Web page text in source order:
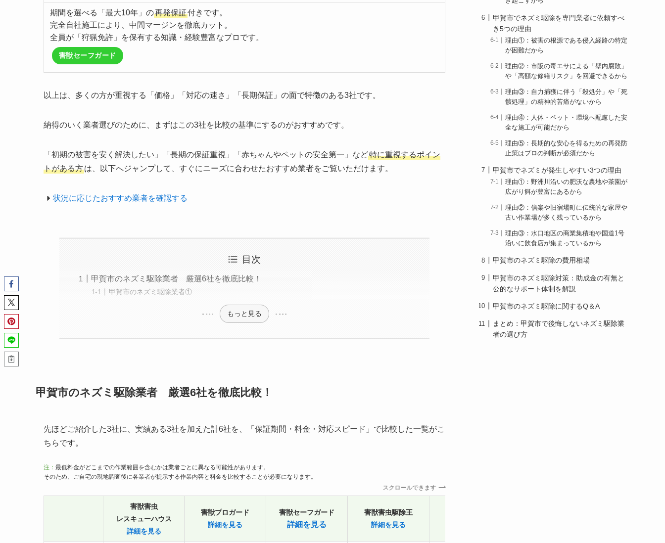
期間を選べる「最大10年」の再発保証付きです。
完全自社施工により、中間マージンを徹底カット。
全員が「狩猟免許」を保有する知識・経験豊富なプロです。
害獣セーフガード
以上は、多くの方が重視する「価格」「対応の速さ」「長期保証」の面で特徴のある3社です。
納得のいく業者選びのために、まずはこの3社を比較の基準にするのがおすすめです。
「初期の被害を安く解決したい」「長期の保証重視」「赤ちゃんやペットの安全第一」など特に重視するポイン
トがある方は、以下へジャンプして、すぐにニーズに合わせたおすすめ業者をご覧いただけます。
状況に応じたおすすめ業者を確認する
目次
甲賀市のネズミ駆除業者 厳選6社を徹底比較！
甲賀市のネズミ駆除業者①
もっと見る
甲賀市のネズミ駆除業者 厳選6社を徹底比較！
先ほどご紹介した3社に、実績ある3社を加えた計6社を、「保証期間・料金・対応スピード」で比較した一覧がこ
ちらです。
注： 最低料金がどこまでの作業範囲を含むかは業者ごとに異なる可能性があります。
そのため、ご自宅の現地調査後に各業者が提示する作業内容と料金を比較することが必要になります。
スクロールできます
害獣害虫
レスキューハウス
詳細を見る
害獣プロガード
詳細を見る
害獣セーフガード
詳細を見る
害獣害虫駆除王
詳細を見る
甲賀市でネズミ駆除を専門業者に依頼すべ
き5つの理由
理由①：被害の根源である侵入経路の特定
が困難だから
理由②：市販の毒エサによる「壁内腐敗」
や「高額な修繕リスク」を回避できるから
理由③：自力捕獲に伴う「殺処分」や「死
骸処理」の精神的苦痛がないから
理由④：人体・ペット・環境へ配慮した安
全な施工が可能だから
理由⑤：長期的な安心を得るための再発防
止策はプロの判断が必須だから
甲賀市でネズミが発生しやすい3つの理由
理由①：野洲川沿いの肥沃な農地や茶園が
広がり餌が豊富にあるから
理由②：信楽や旧宿場町に伝統的な家屋や
古い作業場が多く残っているから
理由③：水口地区の商業集積地や国道1号
沿いに飲食店が集まっているから
甲賀市のネズミ駆除の費用相場
甲賀市のネズミ駆除対策：助成金の有無と
公的なサポート体制を解説
甲賀市のネズミ駆除に関するQ＆A
まとめ：甲賀市で後悔しないネズミ駆除業
者の選び方